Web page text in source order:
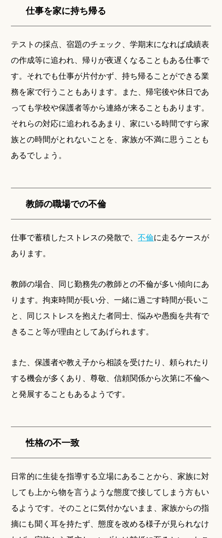
仕事を家に持ち帰る
テストの採点、宿題のチェック、学期末になれば成績表
の作成等に追われ、帰りが夜遅くなることもある仕事で
す。それでも仕事が片付かず、持ち帰ることができる業
務を家で行うこともあります。また、帰宅後や休日であ
っても学校や保護者等から連絡が来ることもあります。
それらの対応に追われるあまり、家にいる時間ですら家
族との時間がとれないことを、家族が不満に思うことも
あるでしょう。
教師の職場での不倫
仕事で蓄積したストレスの発散で、不倫に走るケースが
あります。
教師の場合、同じ勤務先の教師との不倫が多い傾向にあ
ります。拘束時間が長い分、一緒に過ごす時間が長いこ
と、同じストレスを抱えた者同士、悩みや愚痴を共有で
きること等が理由としてあげられます。
また、保護者や教え子から相談を受けたり、頼られたり
する機会が多くあり、尊敬、信頼関係から次第に不倫へ
と発展することもあるようです。
性格の不一致
日常的に生徒を指導する立場にあることから、家族に対
しても上から物を言うような態度で接してしまう方もい
るようです。そのことに気付かないまま、家族からの指
摘にも聞く耳を持たず、態度を改める様子が見られなけ